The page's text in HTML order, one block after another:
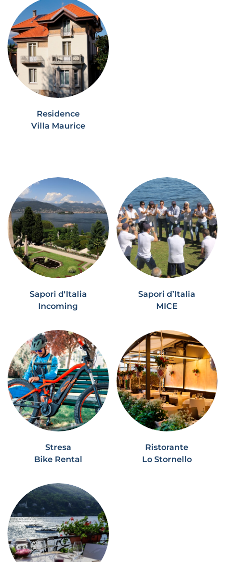
Residence
Villa Maurice
Sapori d'Italia
Incoming
Sapori d’Italia
MICE
Stresa
Bike Rental
Ristorante
Lo Stornello